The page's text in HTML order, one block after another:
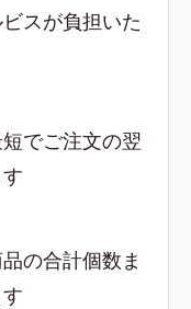
スが負担いた
でご注文の翌
の合計個数ま